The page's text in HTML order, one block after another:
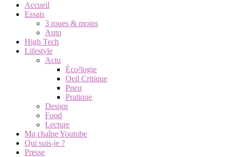
Accueil
Essais
3 roues & moins
Auto
High Tech
Lifestyle
Actu
Éco²logie
Oeil Critique
Pneu
Pratique
Design
Food
Lecture
Ma chaîne Youtube
Qui suis-je ?
Presse